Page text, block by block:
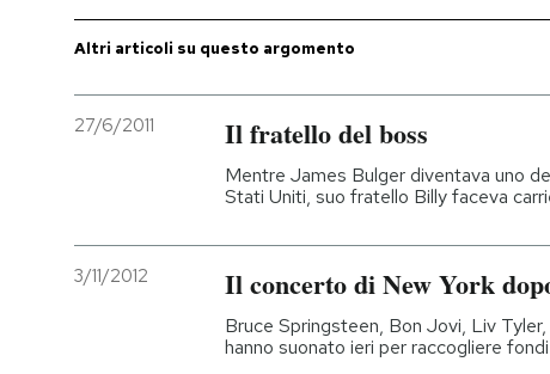
SHOP
CALENDARIO
AREA PERSONALE
Altri articoli su questo argomento
27/6/2011 Il fratello del boss
Mentre James Bulger diventava uno
Stati Uniti, suo fratello Billy faceva
3/11/2012 Il concerto di New York
Bruce Springsteen, Bon Jovi, Liv
hanno suonato ieri per raccogliere